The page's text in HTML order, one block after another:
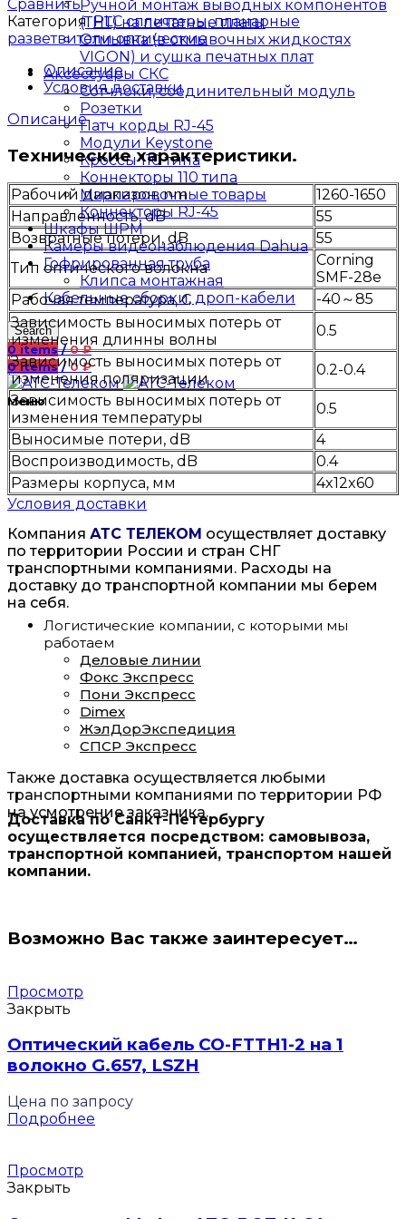
Ручной монтаж выводных компонентов
(ТНТ) на печатные платы
Отмывка (в отмывочных жидкостях
VIGON) и сушка печатных плат
Аксессуары СКС
Сотчлоки, соединительный модуль
Розетки
Патч корды RJ-45
Модули Keystone
Кроссы 110 типа
Коннекторы 110 типа
Маркировочные товары
Коннекторы RJ-45
Шкафы ШРМ
Камеры видеонаблюдения Dahua
Гофрированная труба
Клипса монтажная
Кабельные сборки, дроп-кабели
Search
0items / 0₽
0items / 0₽
Меню
Сравнить
Категория:PLC сплиттеры, планарные
разветвители оптические
Описание
Условия доставки
Описание
Технические характеристики.
Рабочий диапазон, nm
1260-1650
Направленность, dB
55
Возвратные потери, dB
55
Тип оптического волокна
Corning
SMF-28e
Рабочая температура, С
-40～85
Зависимость выносимых потерь от
изменения длинны волны
0.5
Зависимость выносимых потерь от
изменения поляризации
0.2-0.4
Зависимость выносимых потерь от
изменения температуры
0.5
Выносимые потери, dB
4
Воспроизводимость, dB
0.4
Размеры корпуса, мм
4x12x60
Условия доставки
Компания АТС ТЕЛЕКОМ осуществляет доставку
по территории России и стран СНГ
транспортными компаниями. Расходы на
доставку до транспортной компании мы берем
на себя.
Логистические компании, с которыми мы
работаем
Деловые линии
Фокс Экспресс
Пони Экспресс
Dimex
ЖэлДорЭкспедиция
СПСР Экспресс
Также доставка осуществляется любыми
транспортными компаниями по территории РФ
на усмотрение заказчика.
Доставка по Санкт-Петербургу
осуществляется посредством: самовывоза,
транспортной компанией, транспортом нашей
компании.
Возможно Вас также заинтересует…
Просмотр
Закрыть
Оптический кабель CO-FTTH1-2 на 1
волокно G.657, LSZH
Цена по запросу
Подробнее
Просмотр
Закрыть